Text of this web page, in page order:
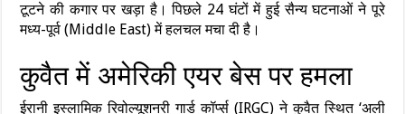
टूटने की कगार पर खड़ा है। पिछले 24 घंटों में हुई सैन्य घटनाओं ने पूरे
मध्य-पूर्व (Middle East) में हलचल मचा दी है।
कुवैत में अमेरिकी एयर बेस पर हमला
ईरानी इस्लामिक रिवोल्यूशनरी गार्ड कॉर्प्स (IRGC) ने कुवैत स्थित ‘अली